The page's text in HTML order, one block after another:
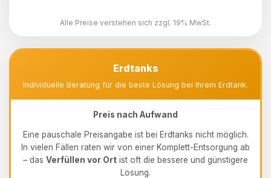
Alle Preise verstehen sich zzgl. 19% MwSt.
Erdtanks
Individuelle Beratung für die beste Lösung bei Ihrem Erdtank.
Preis nach Aufwand
Eine pauschale Preisangabe ist bei Erdtanks nicht möglich.
In vielen Fällen raten wir von einer Komplett-Entsorgung ab
– das Verfüllen vor Ort ist oft die bessere und günstigere
Lösung.